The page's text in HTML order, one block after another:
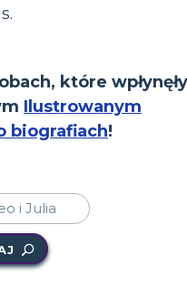
które wpłynęły
Ilustrowanym
biografiach!